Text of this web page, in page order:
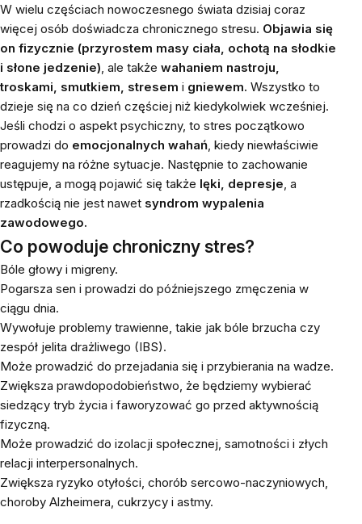
W wielu częściach nowoczesnego świata dzisiaj coraz
więcej osób doświadcza chronicznego stresu. Objawia się
on fizycznie (przyrostem masy ciała, ochotą na słodkie
i słone jedzenie), ale także wahaniem nastroju,
troskami, smutkiem, stresem i gniewem. Wszystko to
dzieje się na co dzień częściej niż kiedykolwiek wcześniej.
Jeśli chodzi o aspekt psychiczny, to stres początkowo
prowadzi do emocjonalnych wahań, kiedy niewłaściwie
reagujemy na różne sytuacje. Następnie to zachowanie
ustępuje, a mogą pojawić się także lęki, depresje, a
rzadkością nie jest nawet syndrom wypalenia
zawodowego.
Co powoduje chroniczny stres?
Bóle głowy i migreny.
Pogarsza sen i prowadzi do późniejszego zmęczenia w
ciągu dnia.
Wywołuje problemy trawienne, takie jak bóle brzucha czy
zespół jelita drażliwego (IBS).
Może prowadzić do przejadania się i przybierania na wadze.
Zwiększa prawdopodobieństwo, że będziemy wybierać
siedzący tryb życia i faworyzować go przed aktywnością
fizyczną.
Może prowadzić do izolacji społecznej, samotności i złych
relacji interpersonalnych.
Zwiększa ryzyko otyłości, chorób sercowo-naczyniowych,
choroby Alzheimera, cukrzycy i astmy.